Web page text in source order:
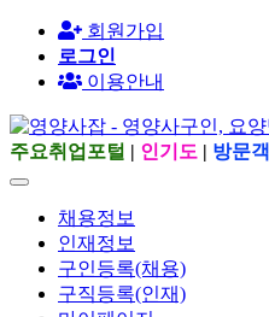
회원가입
로그인
이용안내
주요취업포털 | 인기도 | 방문객
채용정보
인재정보
구인등록(채용)
구직등록(인재)